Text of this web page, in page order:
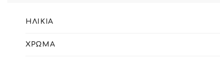
ΗΛΙΚΊΑ
ΧΡΏΜΑ